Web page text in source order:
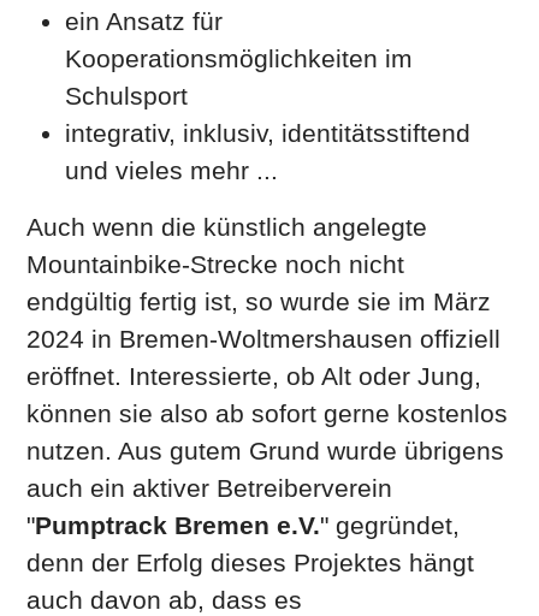
ein Ansatz für
Kooperationsmöglichkeiten im
Schulsport
integrativ, inklusiv, identitätsstiftend
und vieles mehr ...
Auch wenn die künstlich angelegte
Mountainbike-Strecke noch nicht
endgültig fertig ist, so wurde sie im März
2024 in Bremen-Woltmershausen offiziell
eröffnet. Interessierte, ob Alt oder Jung,
können sie also ab sofort gerne kostenlos
nutzen. Aus gutem Grund wurde übrigens
auch ein aktiver Betreiberverein
"Pumptrack Bremen e.V." gegründet,
denn der Erfolg dieses Projektes hängt
auch davon ab, dass es